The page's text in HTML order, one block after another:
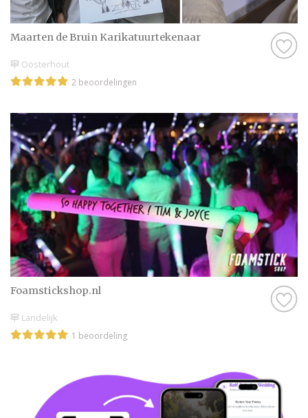
Maarten de Bruin Karikatuurtekenaar
Oosterhout
2 beoordelingen
Foamstickshop.nl
Landelijk
1 beoordeling